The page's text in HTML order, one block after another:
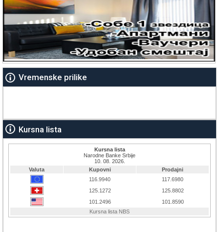
Vremenske prilike
Kursna lista